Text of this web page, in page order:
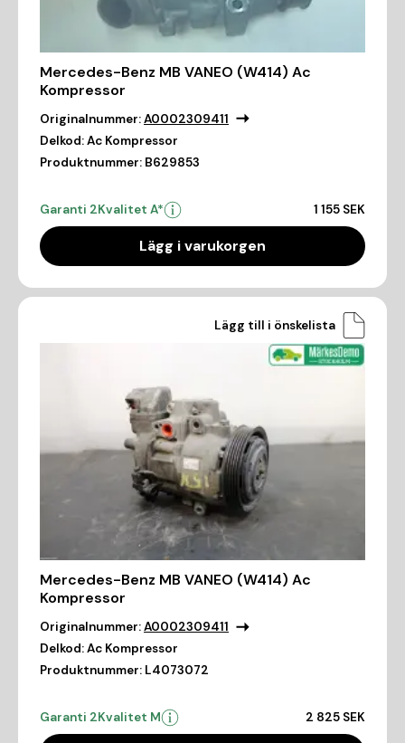
Mercedes-Benz MB VANEO (W414) Ac
Kompressor
Originalnummer:A0002309411
Delkod:Ac Kompressor
Produktnummer: B629853
Garanti 2Kvalitet A* 1 155 SEK
Lägg i varukorgen
Lägg till i önskelista
Mercedes-Benz MB VANEO (W414) Ac
Kompressor
Originalnummer:A0002309411
Delkod:Ac Kompressor
Produktnummer: L4073072
Garanti 2Kvalitet M 2 825 SEK